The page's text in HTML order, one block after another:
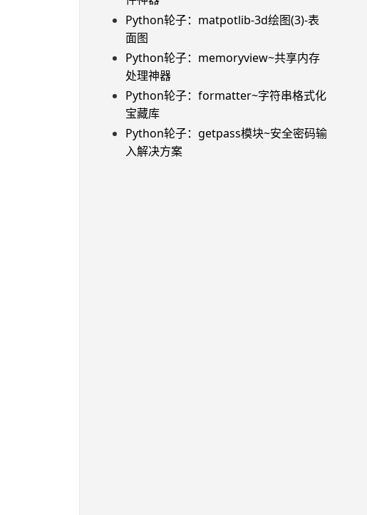
Python轮子：matpotlib-3d绘图(3)-表
面图
Python轮子：memoryview~共享内存
处理神器
Python轮子：formatter~字符串格式化
宝藏库
Python轮子：getpass模块~安全密码输
入解决方案